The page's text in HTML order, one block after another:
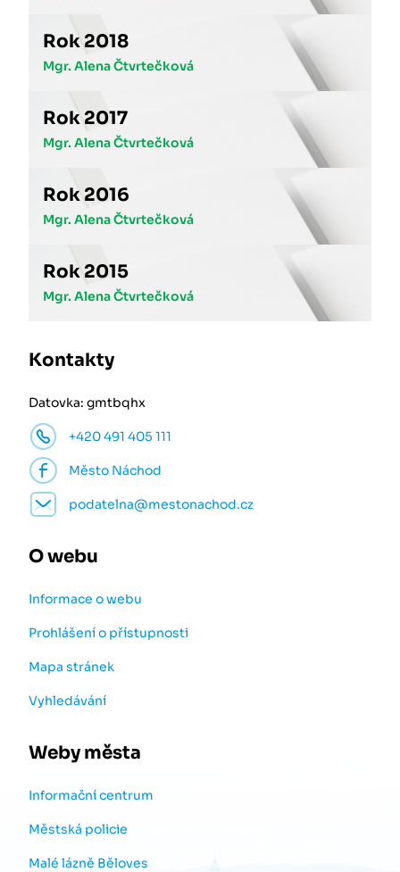
Rok 2018
Mgr. Alena Čtvrtečková
Rok 2017
Mgr. Alena Čtvrtečková
Rok 2016
Mgr. Alena Čtvrtečková
Rok 2015
Mgr. Alena Čtvrtečková
Kontakty
Datovka: gmtbqhx
+420 491 405 111
Město Náchod
podatelna@mestonachod.cz
O webu
Informace o webu
Prohlášení o přístupnosti
Mapa stránek
Vyhledávání
Weby města
Informační centrum
Městská policie
Malé lázně Běloves